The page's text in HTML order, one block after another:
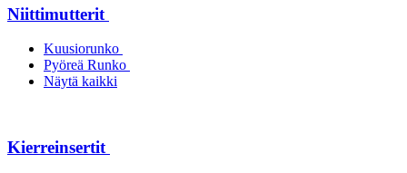
Niittimutterit
Kuusiorunko
Pyöreä Runko
Näytä kaikki
Kierreinsertit